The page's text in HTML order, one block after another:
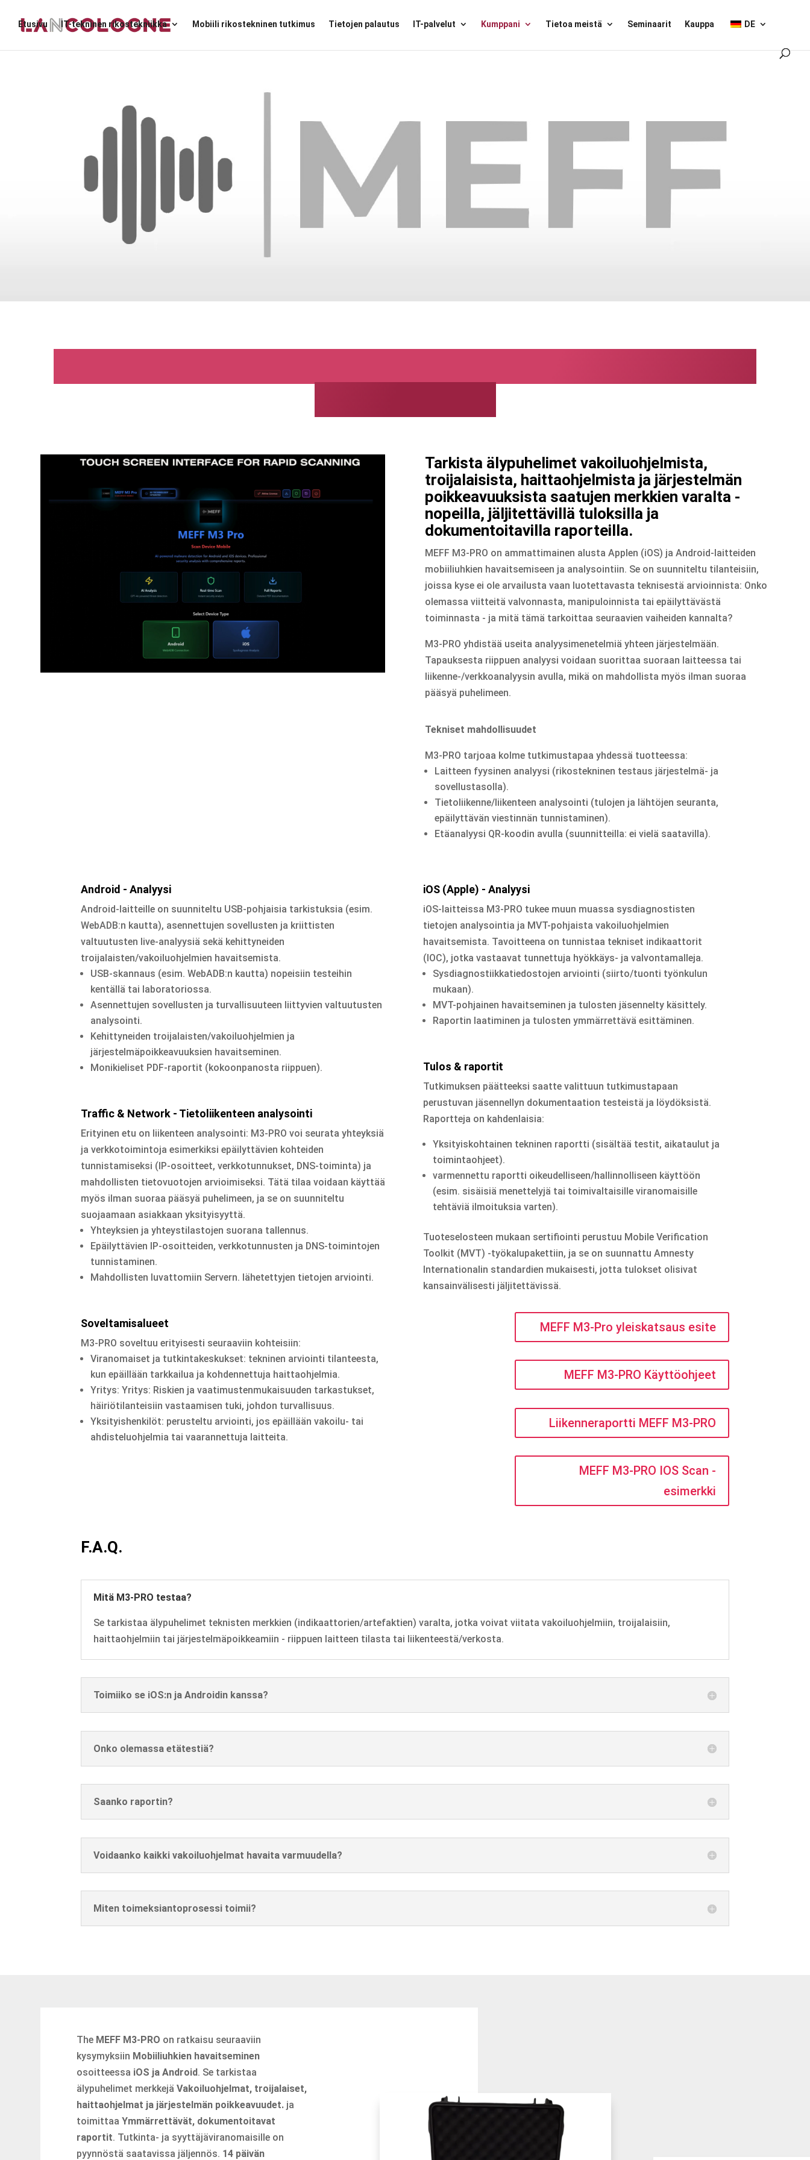
Etusivu IT-tekninen rikostekniikka Mobiili rikostekninen tutkimus Tietojen palautus IT-palvelut Kumppani Tietoa meistä Seminaarit Kauppa DE
Tarkista älypuhelimet vakoiluohjelmista,
troijalaisista, haittaohjelmista ja järjestelmän
poikkeavuuksista saatujen merkkien varalta -
nopeilla, jäljitettävillä tuloksilla ja
dokumentoitavilla raporteilla.
MEFF M3-PRO on ammattimainen alusta Applen (iOS) ja Android-laitteiden
mobiiliuhkien havaitsemiseen ja analysointiin. Se on suunniteltu tilanteisiin,
joissa kyse ei ole arvailusta vaan luotettavasta teknisestä arvioinnista: Onko
olemassa viitteitä valvonnasta, manipuloinnista tai epäilyttävästä
toiminnasta - ja mitä tämä tarkoittaa seuraavien vaiheiden kannalta?
M3-PRO yhdistää useita analyysimenetelmiä yhteen järjestelmään.
Tapauksesta riippuen analyysi voidaan suorittaa suoraan laitteessa tai
liikenne-/verkkoanalyysin avulla, mikä on mahdollista myös ilman suoraa
pääsyä puhelimeen.
Tekniset mahdollisuudet
M3-PRO tarjoaa kolme tutkimustapaa yhdessä tuotteessa:
Laitteen fyysinen analyysi (rikostekninen testaus järjestelmä- ja
sovellustasolla).
Tietoliikenne/liikenteen analysointi (tulojen ja lähtöjen seuranta,
epäilyttävän viestinnän tunnistaminen).
Etäanalyysi QR-koodin avulla (suunnitteilla: ei vielä saatavilla).
Android - Analyysi
Android-laitteille on suunniteltu USB-pohjaisia tarkistuksia (esim.
WebADB:n kautta), asennettujen sovellusten ja kriittisten
valtuutusten live-analyysiä sekä kehittyneiden
troijalaisten/vakoiluohjelmien havaitsemista.
USB-skannaus (esim. WebADB:n kautta) nopeisiin testeihin
kentällä tai laboratoriossa.
Asennettujen sovellusten ja turvallisuuteen liittyvien valtuutusten
analysointi.
Kehittyneiden troijalaisten/vakoiluohjelmien ja
järjestelmäpoikkeavuuksien havaitseminen.
Monikieliset PDF-raportit (kokoonpanosta riippuen).
Traffic & Network - Tietoliikenteen analysointi
Erityinen etu on liikenteen analysointi: M3-PRO voi seurata yhteyksiä
ja verkkotoimintoja esimerkiksi epäilyttävien kohteiden
tunnistamiseksi (IP-osoitteet, verkkotunnukset, DNS-toiminta) ja
mahdollisten tietovuotojen arvioimiseksi. Tätä tilaa voidaan käyttää
myös ilman suoraa pääsyä puhelimeen, ja se on suunniteltu
suojaamaan asiakkaan yksityisyyttä.
Yhteyksien ja yhteystilastojen suorana tallennus.
Epäilyttävien IP-osoitteiden, verkkotunnusten ja DNS-toimintojen
tunnistaminen.
Mahdollisten luvattomiin Servern. lähetettyjen tietojen arviointi.
Soveltamisalueet
M3-PRO soveltuu erityisesti seuraaviin kohteisiin:
Viranomaiset ja tutkintakeskukset: tekninen arviointi tilanteesta,
kun epäillään tarkkailua ja kohdennettuja haittaohjelmia.
Yritys: Yritys: Riskien ja vaatimustenmukaisuuden tarkastukset,
häiriötilanteisiin vastaamisen tuki, johdon turvallisuus.
Yksityishenkilöt: perusteltu arviointi, jos epäillään vakoilu- tai
ahdisteluohjelmia tai vaarannettuja laitteita.
iOS (Apple) - Analyysi
iOS-laitteissa M3-PRO tukee muun muassa sysdiagnostisten
tietojen analysointia ja MVT-pohjaista vakoiluohjelmien
havaitsemista. Tavoitteena on tunnistaa tekniset indikaattorit
(IOC), jotka vastaavat tunnettuja hyökkäys- ja valvontamalleja.
Sysdiagnostiikkatiedostojen arviointi (siirto/tuonti työnkulun
mukaan).
MVT-pohjainen havaitseminen ja tulosten jäsennelty käsittely.
Raportin laatiminen ja tulosten ymmärrettävä esittäminen.
Tulos & raportit
Tutkimuksen päätteeksi saatte valittuun tutkimustapaan
perustuvan jäsennellyn dokumentaation testeistä ja löydöksistä.
Raportteja on kahdenlaisia:
Yksityiskohtainen tekninen raportti (sisältää testit, aikataulut ja
toimintaohjeet).
varmennettu raportti oikeudelliseen/hallinnolliseen käyttöön
(esim. sisäisiä menettelyjä tai toimivaltaisille viranomaisille
tehtäviä ilmoituksia varten).
Tuoteselosteen mukaan sertifiointi perustuu Mobile Verification
Toolkit (MVT) -työkalupakettiin, ja se on suunnattu Amnesty
Internationalin standardien mukaisesti, jotta tulokset olisivat
kansainvälisesti jäljitettävissä.
MEFF M3-Pro yleiskatsaus esite
MEFF M3-PRO Käyttöohjeet
Liikenneraportti MEFF M3-PRO
MEFF M3-PRO IOS Scan -
esimerkki
F.A.Q.
Mitä M3-PRO testaa?
Se tarkistaa älypuhelimet teknisten merkkien (indikaattorien/artefaktien) varalta, jotka voivat viitata vakoiluohjelmiin, troijalaisiin,
haittaohjelmiin tai järjestelmäpoikkeamiin - riippuen laitteen tilasta tai liikenteestä/verkosta.
Toimiiko se iOS:n ja Androidin kanssa?
Onko olemassa etätestiä?
Saanko raportin?
Voidaanko kaikki vakoiluohjelmat havaita varmuudella?
Miten toimeksiantoprosessi toimii?
The MEFF M3-PRO on ratkaisu seuraaviin
kysymyksiin Mobiiliuhkien havaitseminen
osoitteessa iOS ja Android. Se tarkistaa
älypuhelimet merkkejäVakoiluohjelmat, troijalaiset,
haittaohjelmat ja järjestelmän poikkeavuudet. ja
toimittaaYmmärrettävät, dokumentoitavat
raportit. Tutkinta- ja syyttäjäviranomaisille on
pyynnöstä saatavissa jäljennös. 14 päivän